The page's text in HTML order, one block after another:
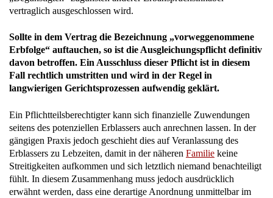
vertraglich ausgeschlossen wird.
Sollte in dem Vertrag die Bezeichnung „vorweggenommene
Erbfolge“ auftauchen, so ist die Ausgleichungspflicht definitiv
davon betroffen. Ein Ausschluss dieser Pflicht ist in diesem
Fall rechtlich umstritten und wird in der Regel in
langwierigen Gerichtsprozessen aufwendig geklärt.
Ein Pflichtteilsberechtigter kann sich finanzielle Zuwendungen
seitens des potenziellen Erblassers auch anrechnen lassen. In der
gängigen Praxis jedoch geschieht dies auf Veranlassung des
Erblassers zu Lebzeiten, damit in der näheren Familie keine
Streitigkeiten aufkommen und sich letztlich niemand benachteiligt
fühlt. In diesem Zusammenhang muss jedoch ausdrücklich
erwähnt werden, dass eine derartige Anordnung unmittelbar im